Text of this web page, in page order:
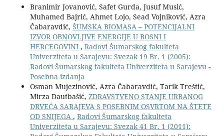
Branimir Jovanović, Safet Gurda, Jusuf Musić,
Muhamed Bajrić, Ahmet Lojo, Sead Vojniković, Azra
Čabaravdić, ŠUMSKA BIOMASA – POTENCIJALNI
IZVOR OBNOVLJIVE ENERGIJE U BOSNI I
HERCEGOVINI , Radovi Šumarskog fakulteta
Univerziteta u Sarajevu: Svezak 19 Br. 1 (2005):
Radovi Šumarskog fakulteta Univerziteta u Sarajevu -
Posebna izdanja
Osman Mujezinović, Azra Čabaravdić, Tarik Treštić,
Mirza Dautbašić, ZDRAVSTVENO STANJE URBANOG
DRVEĆA SARAJEVA S POSEBNIM OSVRTOM NA ŠTETE
OD SNIJEGA , Radovi Šumarskog fakulteta
Univerziteta u Sarajevu: Svezak 41 Br. 1 (2011):